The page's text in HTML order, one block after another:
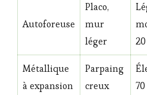
Autoforeuse
Placo,
mur
léger
Métallique
à expansion
Parpaing
creux